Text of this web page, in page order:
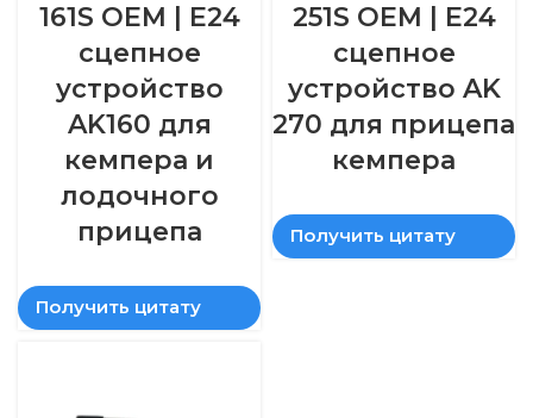
161S OEM | E24
сцепное
устройство
AK160 для
кемпера и
лодочного
прицепа
Получить цитату
251S OEM | E24
сцепное
устройство AK
270 для прицепа
кемпера
Получить цитату